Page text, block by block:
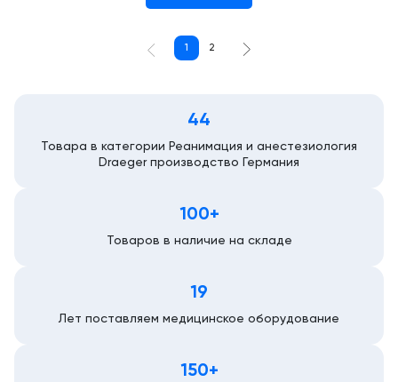
1 2
44
Товара в категории Реанимация и анестезиология
Draeger производство Германия
100+
Товаров в наличие на складе
19
Лет поставляем медицинское оборудование
150+